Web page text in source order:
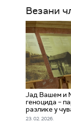
Везани
Јад Вашем и
геноцида –
разлике у
23. 02. 2026.